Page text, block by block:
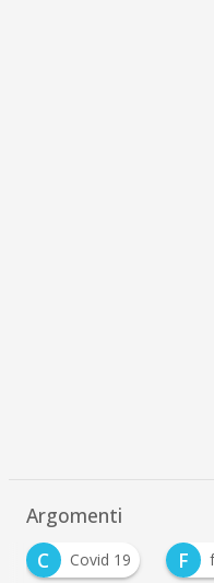
Argomenti
C
Covid 19 F